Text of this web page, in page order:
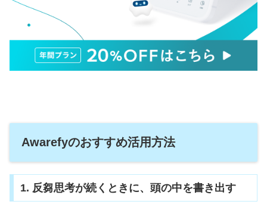
Awarefyのおすすめ活用方法
1. 反芻思考が続くときに、頭の中を書き出す